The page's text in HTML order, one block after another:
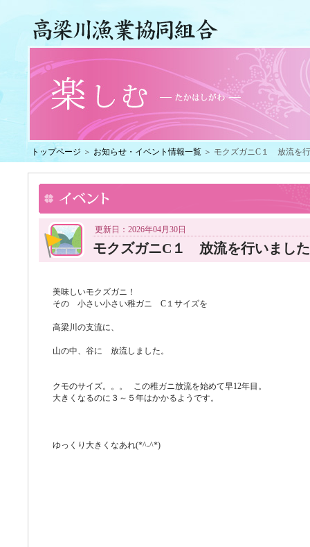
トップページ ＞ お知らせ・イベント情報一覧 ＞ モクズガニC１ 放流を
更新日：2026年04月30日
モクズガニC１ 放流を行いまし
美味しいモクズガニ！
その 小さい小さい稚ガニ C１サイズを
高梁川の支流に、
山の中、谷に 放流しました。
クモのサイズ。。。 この稚ガニ放流を始めて早12年目。
大きくなるのに３～５年はかかるようです。
ゆっくり大きくなあれ(*^-^*)